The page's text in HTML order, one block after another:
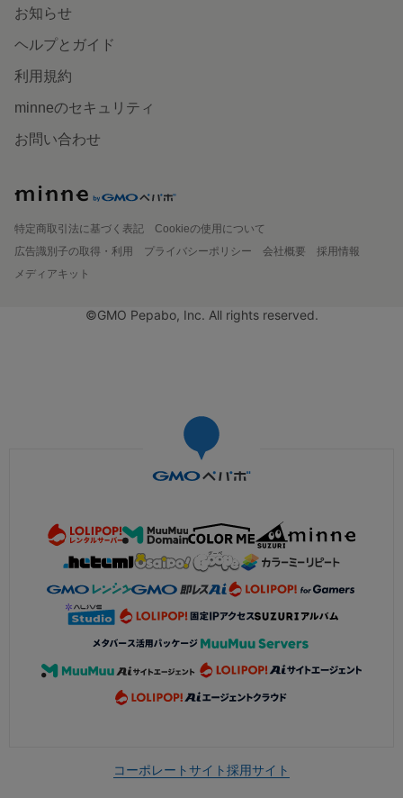
お知らせ
ヘルプとガイド
利用規約
minneのセキュリティ
お問い合わせ
特定商取引法に基づく表記
Cookieの使用について
広告識別子の取得・利用
プライバシーポリシー 会社概要
採用情報
メディアキット
©GMO Pepabo, Inc. All rights reserved.
コーポレートサイト採用サイト